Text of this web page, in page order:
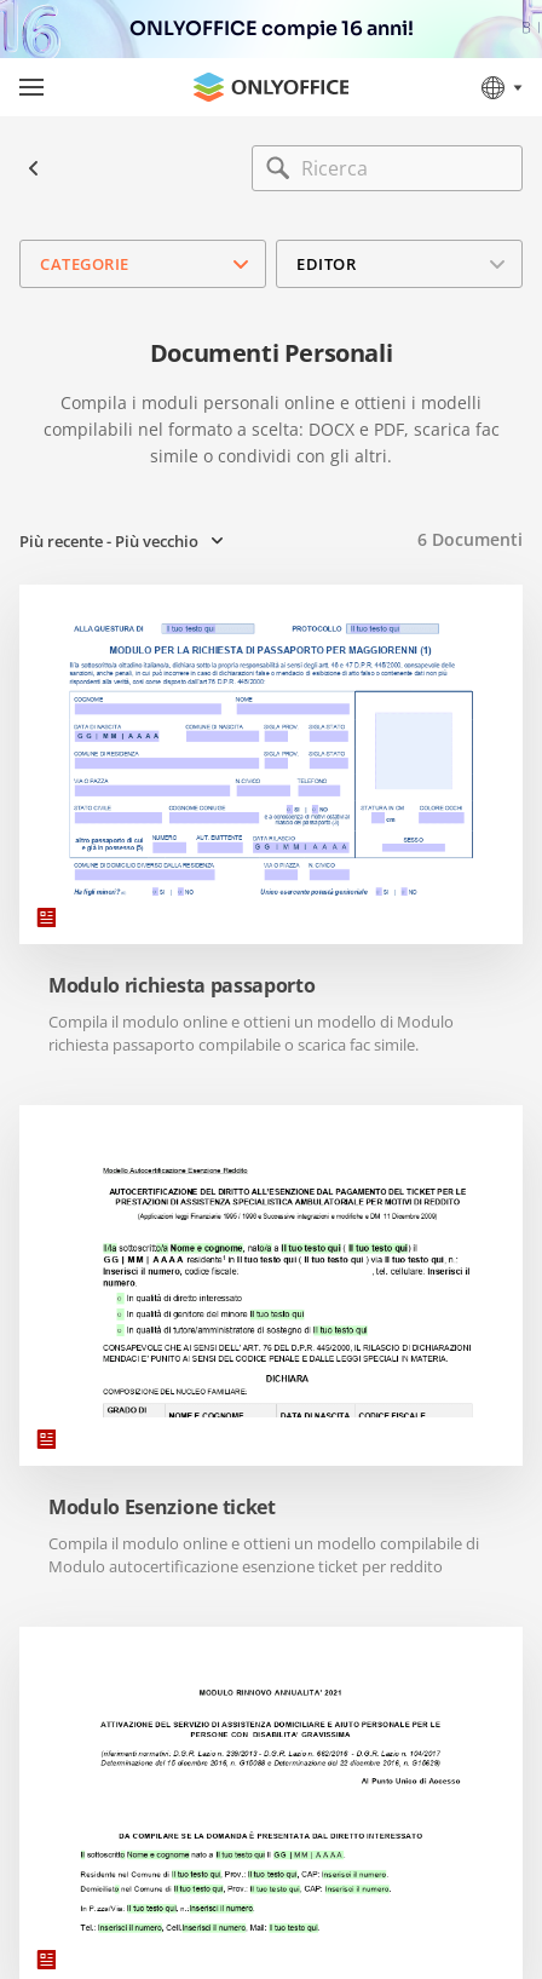
ONLYOFFICE compie 16 anni!
CATEGORIE EDITOR
Documenti Personali
Compila i moduli personali online e ottieni i modelli
compilabili nel formato a scelta: DOCX e PDF, scarica fac
simile o condividi con gli altri.
Più recente - Più vecchio 6 Documenti
Modulo richiesta passaporto
Compila il modulo online e ottieni un modello di Modulo
richiesta passaporto compilabile o scarica fac simile.
Modulo Esenzione ticket
Compila il modulo online e ottieni un modello compilabile di
Modulo autocertificazione esenzione ticket per reddito